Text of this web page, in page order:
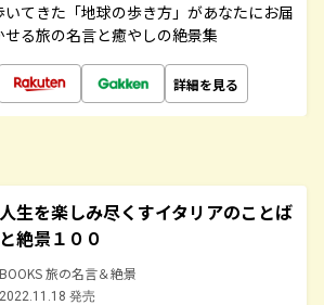
てきた「地球の歩き方」があなたにお届
る旅の名言と癒やしの絶景集
詳細を見る
人生を楽しみ尽くすイタリアのことば
と絶景１００
BOOKS 旅の名言＆絶景
2022.11.18 発売